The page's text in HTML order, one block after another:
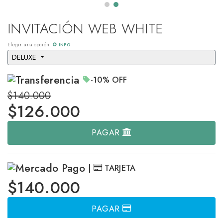
INVITACIÓN WEB WHITE
Elegir una opción: INFO
DELUXE
-10% OFF
$140.000
$126.000
PAGAR
| TARJETA
$140.000
PAGAR